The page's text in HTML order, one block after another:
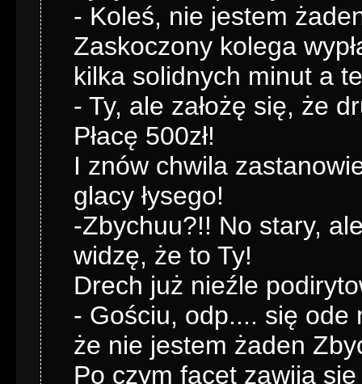
- Koleś, nie jestem
Zaskoczony kolega
kilka solidnych minut a
- Ty, ale założę się, że
Płacę 500zł!
I znów chwila
glacy łysego!
-Zbychuu?!! No stary,
widzę, że to Ty!
Drech już nieźle
- Gościu, odp.... się ode
że nie jestem żaden
Po czym facet zawija